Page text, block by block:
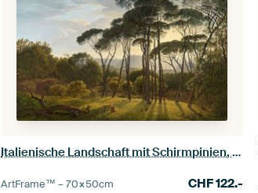
Italienische Landschaft mit Schirmpinien, Hendrik Voogd
ArtFrame™ –70×50cm CHF122.-